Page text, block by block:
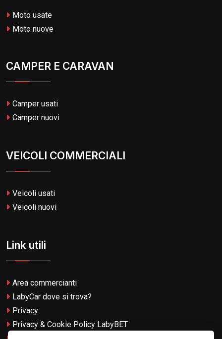
Moto usate
Moto nuove
CAMPER E CARAVAN
Camper usati
Camper nuovi
VEICOLI COMMERCIALI
Veicoli usati
Veicoli nuovi
Link utili
Area commercianti
LabyCar dove si trova?
Privacy
Privacy & Cookie Policy LabyBET